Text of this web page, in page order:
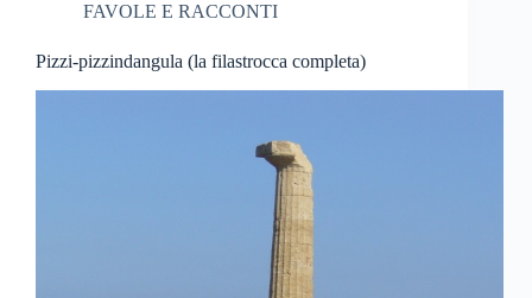
FAVOLE E RACCONTI
Pizzi-pizzindangula (la filastrocca completa)